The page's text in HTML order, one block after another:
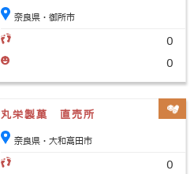
奈良県・御所市
0
0
丸栄製菓 直売所
奈良県・大和高田市
0